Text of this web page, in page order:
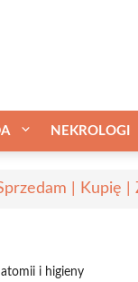
NEKROLOGI
| Kupię |
i higieny